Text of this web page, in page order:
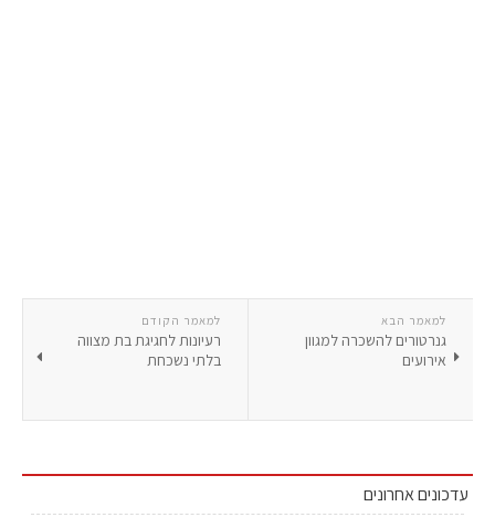
למאמר הקודם
רעיונות לחגיגת בת מצווה
בלתי נשכחת
למאמר הבא
גנרטורים להשכרה למגוון
אירועים
עדכונים אחרונים